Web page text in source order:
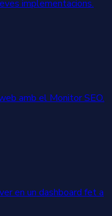
implementacions.
amb el Monitor SEO.
en un dashboard fet a